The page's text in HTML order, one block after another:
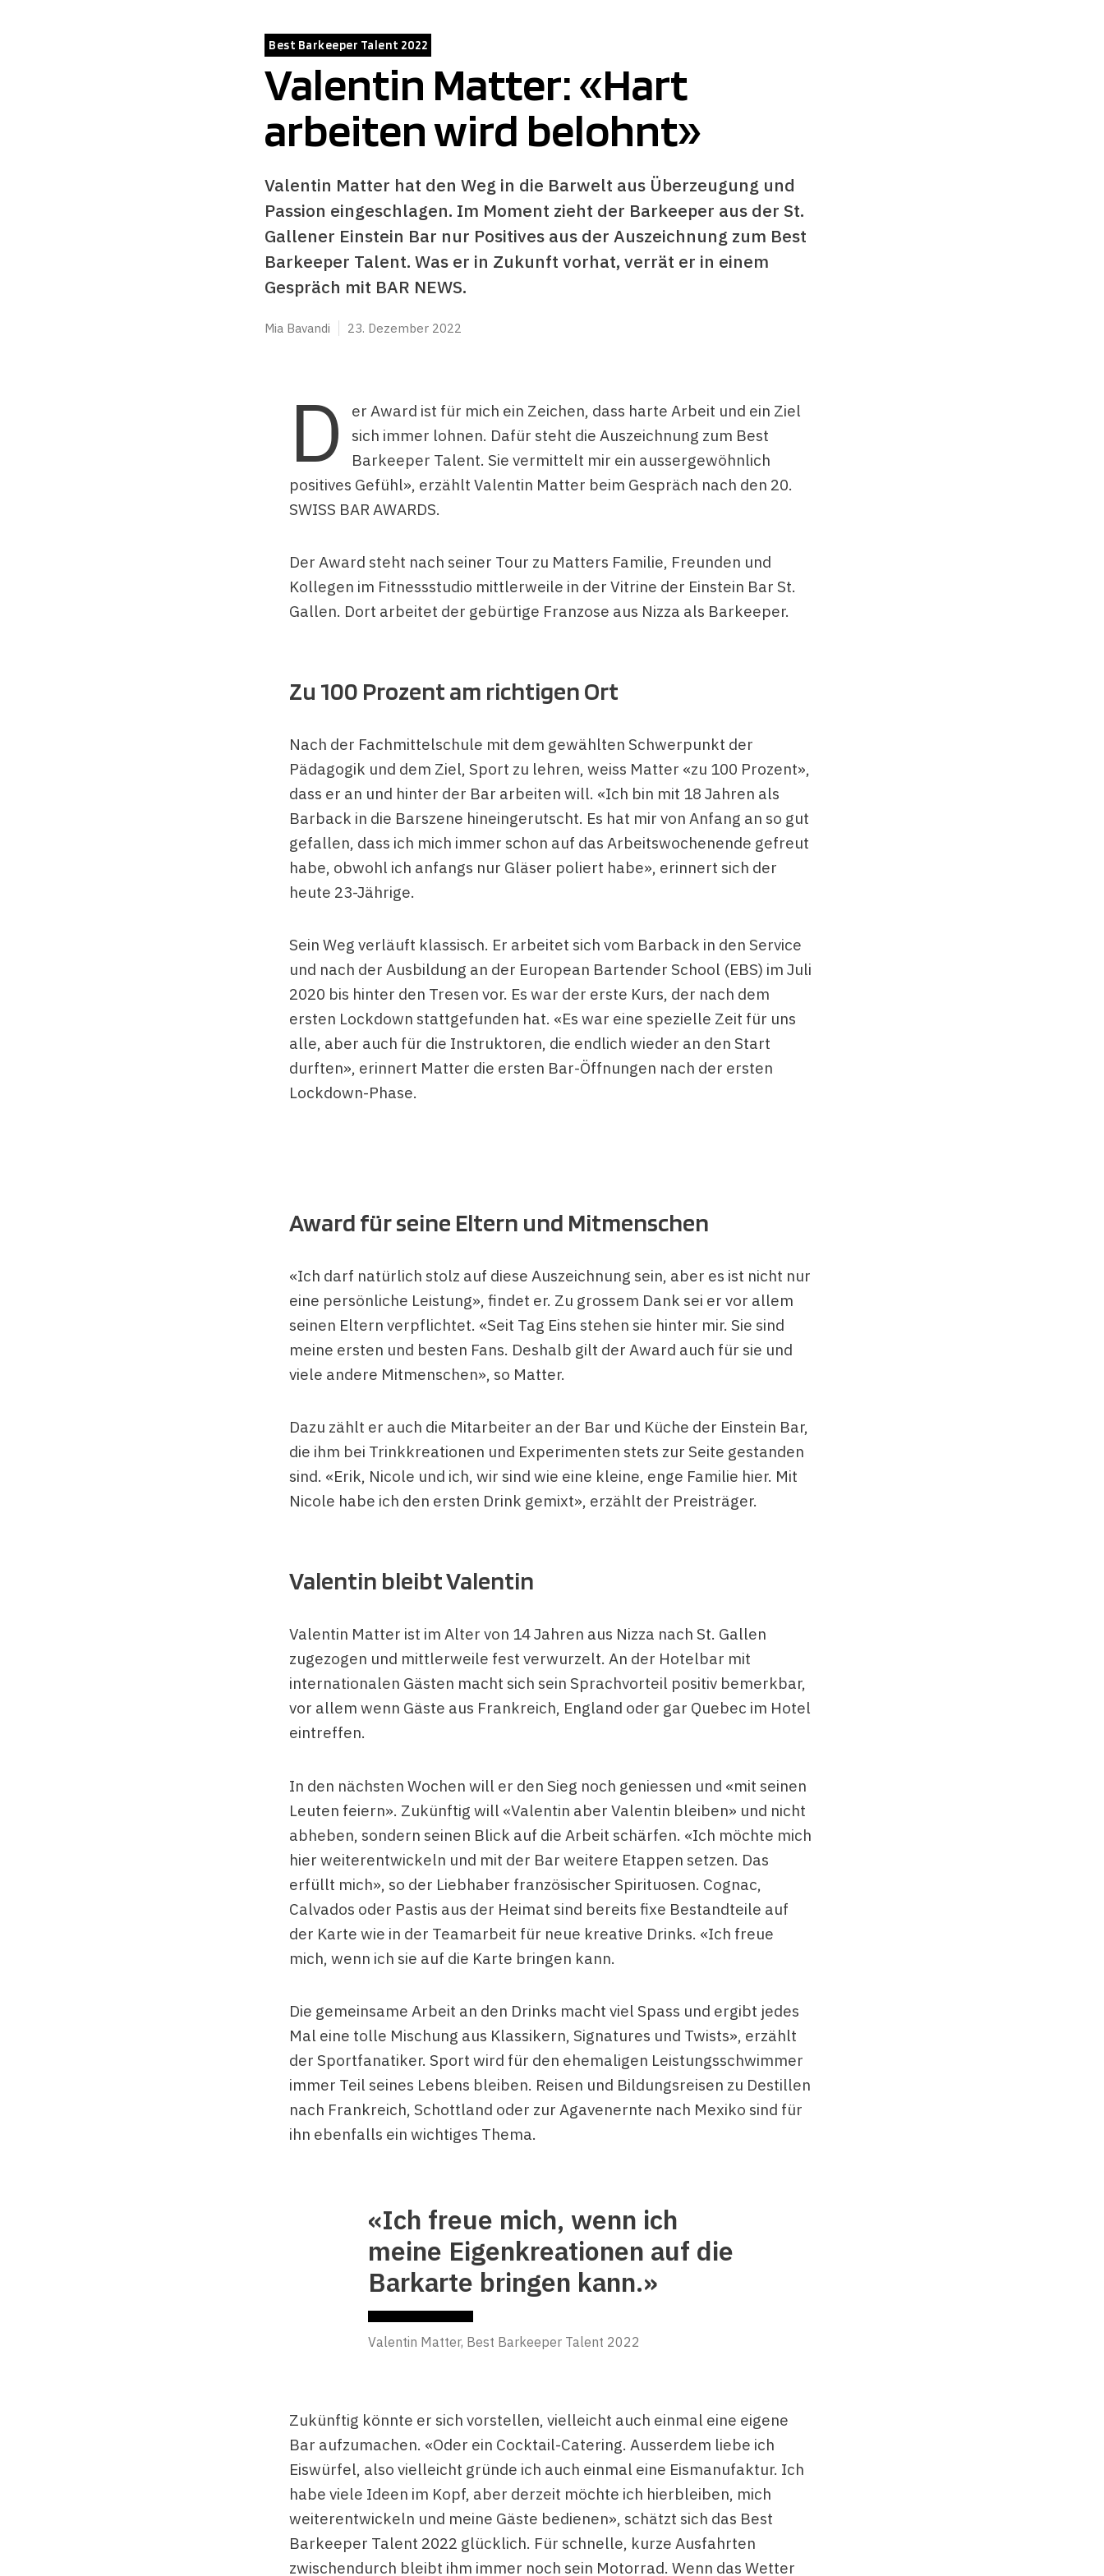
Best Barkeeper Talent 2022
Valentin Matter: «Hart
arbeiten wird belohnt»
Valentin Matter hat den Weg in die Barwelt aus Überzeugung und
Passion eingeschlagen. Im Moment zieht der Barkeeper aus der St.
Gallener Einstein Bar nur Positives aus der Auszeichnung zum Best
Barkeeper Talent. Was er in Zukunft vorhat, verrät er in einem
Gespräch mit BAR NEWS.
Mia Bavandi 23. Dezember 2022
D
er Award ist für mich ein Zeichen, dass harte Arbeit und ein Ziel
sich immer lohnen. Dafür steht die Auszeichnung zum Best
Barkeeper Talent. Sie vermittelt mir ein aussergewöhnlich
positives Gefühl», erzählt Valentin Matter beim Gespräch nach den 20.
SWISS BAR AWARDS.
Der Award steht nach seiner Tour zu Matters Familie, Freunden und
Kollegen im Fitnessstudio mittlerweile in der Vitrine der Einstein Bar St.
Gallen. Dort arbeitet der gebürtige Franzose aus Nizza als Barkeeper.
Zu 100 Prozent am richtigen Ort
Nach der Fachmittelschule mit dem gewählten Schwerpunkt der
Pädagogik und dem Ziel, Sport zu lehren, weiss Matter «zu 100 Prozent»,
dass er an und hinter der Bar arbeiten will. «Ich bin mit 18 Jahren als
Barback in die Barszene hineingerutscht. Es hat mir von Anfang an so gut
gefallen, dass ich mich immer schon auf das Arbeitswochenende gefreut
habe, obwohl ich anfangs nur Gläser poliert habe», erinnert sich der
heute 23-Jährige.
Sein Weg verläuft klassisch. Er arbeitet sich vom Barback in den Service
und nach der Ausbildung an der European Bartender School (EBS) im Juli
2020 bis hinter den Tresen vor. Es war der erste Kurs, der nach dem
ersten Lockdown stattgefunden hat. «Es war eine spezielle Zeit für uns
alle, aber auch für die Instruktoren, die endlich wieder an den Start
durften», erinnert Matter die ersten Bar-Öffnungen nach der ersten
Lockdown-Phase.
Award für seine Eltern und Mitmenschen
«Ich darf natürlich stolz auf diese Auszeichnung sein, aber es ist nicht nur
eine persönliche Leistung», findet er. Zu grossem Dank sei er vor allem
seinen Eltern verpflichtet. «Seit Tag Eins stehen sie hinter mir. Sie sind
meine ersten und besten Fans. Deshalb gilt der Award auch für sie und
viele andere Mitmenschen», so Matter.
Dazu zählt er auch die Mitarbeiter an der Bar und Küche der Einstein Bar,
die ihm bei Trinkkreationen und Experimenten stets zur Seite gestanden
sind. «Erik, Nicole und ich, wir sind wie eine kleine, enge Familie hier. Mit
Nicole habe ich den ersten Drink gemixt», erzählt der Preisträger.
Valentin bleibt Valentin
Valentin Matter ist im Alter von 14 Jahren aus Nizza nach St. Gallen
zugezogen und mittlerweile fest verwurzelt. An der Hotelbar mit
internationalen Gästen macht sich sein Sprachvorteil positiv bemerkbar,
vor allem wenn Gäste aus Frankreich, England oder gar Quebec im Hotel
eintreffen.
In den nächsten Wochen will er den Sieg noch geniessen und «mit seinen
Leuten feiern». Zukünftig will «Valentin aber Valentin bleiben» und nicht
abheben, sondern seinen Blick auf die Arbeit schärfen. «Ich möchte mich
hier weiterentwickeln und mit der Bar weitere Etappen setzen. Das
erfüllt mich», so der Liebhaber französischer Spirituosen. Cognac,
Calvados oder Pastis aus der Heimat sind bereits fixe Bestandteile auf
der Karte wie in der Teamarbeit für neue kreative Drinks. «Ich freue
mich, wenn ich sie auf die Karte bringen kann.
Die gemeinsame Arbeit an den Drinks macht viel Spass und ergibt jedes
Mal eine tolle Mischung aus Klassikern, Signatures und Twists», erzählt
der Sportfanatiker. Sport wird für den ehemaligen Leistungsschwimmer
immer Teil seines Lebens bleiben. Reisen und Bildungsreisen zu Destillen
nach Frankreich, Schottland oder zur Agavenernte nach Mexiko sind für
ihn ebenfalls ein wichtiges Thema.
«Ich freue mich, wenn ich
meine Eigenkreationen auf die
Barkarte bringen kann.»
Valentin Matter, Best Barkeeper Talent 2022
Zukünftig könnte er sich vorstellen, vielleicht auch einmal eine eigene
Bar aufzumachen. «Oder ein Cocktail-Catering. Ausserdem liebe ich
Eiswürfel, also vielleicht gründe ich auch einmal eine Eismanufaktur. Ich
habe viele Ideen im Kopf, aber derzeit möchte ich hierbleiben, mich
weiterentwickeln und meine Gäste bedienen», schätzt sich das Best
Barkeeper Talent 2022 glücklich. Für schnelle, kurze Ausfahrten
zwischendurch bleibt ihm immer noch sein Motorrad. Wenn das Wetter